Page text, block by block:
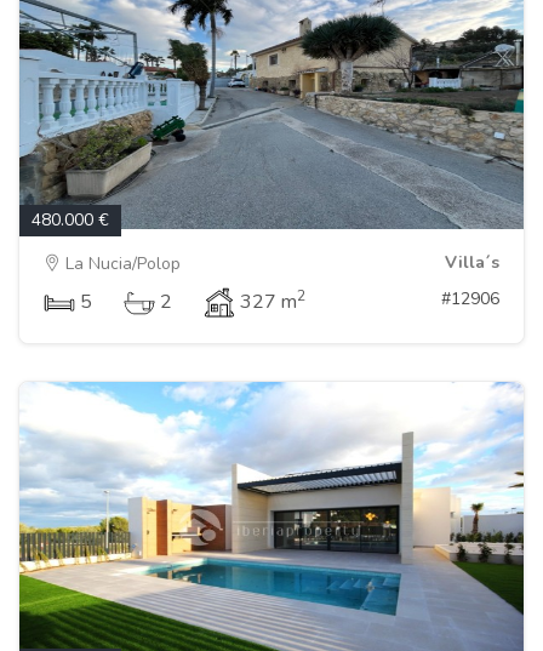
480.000 €
La Nucia/Polop
Villa´s
5 2 327 m2 #12906